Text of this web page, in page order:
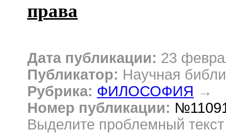
права
Дата публикации: 23
Публикатор: Научная
Рубрика: ФИЛОСОФИЯ →
Номер публикации:
Выделите проблемный